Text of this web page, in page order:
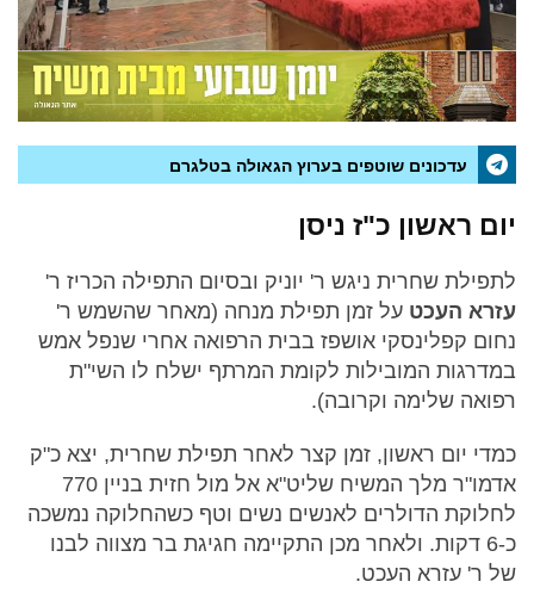
עדכונים שוטפים בערוץ הגאולה בטלגרם
יום ראשון כ"ז ניסן
לתפילת שחרית ניגש ר' יוניק ובסיום התפילה הכריז ר'
עזרא העכט על זמן תפילת מנחה (מאחר שהשמש ר'
נחום קפלינסקי אושפז בבית הרפואה אחרי שנפל אמש
במדרגות המובילות לקומת המרתף ישלח לו השי"ת
רפואה שלימה וקרובה).
כמדי יום ראשון, זמן קצר לאחר תפילת שחרית, יצא כ"ק
אדמו"ר מלך המשיח שליט"א אל מול חזית בניין 770
לחלוקת הדולרים לאנשים נשים וטף כשהחלוקה נמשכה
כ-6 דקות. ולאחר מכן התקיימה חגיגת בר מצווה לבנו
של ר' עזרא העכט.